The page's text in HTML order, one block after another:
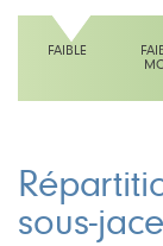
FAIBLE
sous-